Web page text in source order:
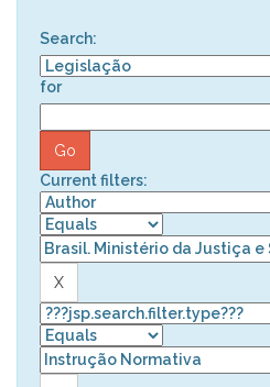
Search:
for
Current filters: